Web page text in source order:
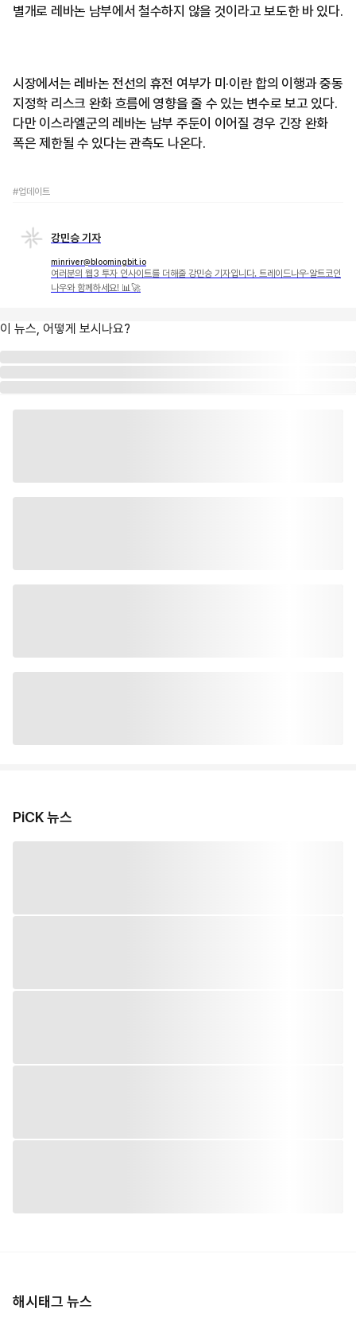
별개로 레바논 남부에서 철수하지 않을 것이라고 보도한 바 있다.
시장에서는 레바논 전선의 휴전 여부가 미·이란 합의 이행과 중동
지정학 리스크 완화 흐름에 영향을 줄 수 있는 변수로 보고 있다.
다만 이스라엘군의 레바논 남부 주둔이 이어질 경우 긴장 완화
폭은 제한될 수 있다는 관측도 나온다.
#업데이트
강민승 기자
minriver@bloomingbit.io
여러분의 웹3 투자 인사이트를 더해줄 강민승 기자입니다. 트레이드나우·알트코인
나우와 함께하세요! 📊🚀
이 뉴스, 어떻게 보시나요?
PiCK 뉴스
해시태그 뉴스